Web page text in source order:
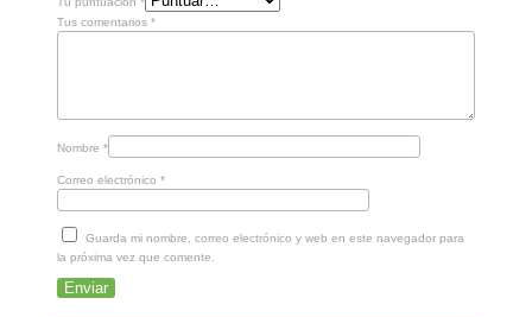
Tus comentarios *
Nombre *
Correo electrónico *
Guarda mi nombre, correo electrónico y web en este navegador para
la próxima vez que comente.